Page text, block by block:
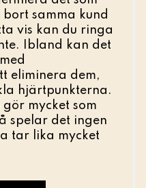
samma kund
vis kan du ringa
Ibland kan det
eliminera dem,
hjärtpunkterna.
mycket som
spelar det ingen
tar lika mycket